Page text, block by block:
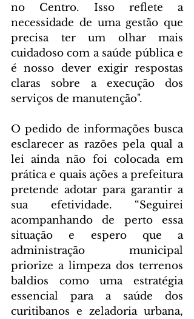
no Centro. Isso reflete a
necessidade de uma gestão que
precisa ter um olhar mais
cuidadoso com a saúde pública e
é nosso dever exigir respostas
claras sobre a execução dos
serviços de manutenção".
O pedido de informações busca
esclarecer as razões pela qual a
lei ainda não foi colocada em
prática e quais ações a prefeitura
pretende adotar para garantir a
sua efetividade. “Seguirei
acompanhando de perto essa
situação e espero que a
administração municipal
priorize a limpeza dos terrenos
baldios como uma estratégia
essencial para a saúde dos
curitibanos e zeladoria urbana,